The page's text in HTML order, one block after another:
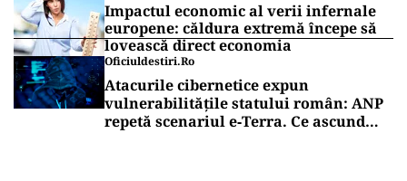
Impactul economic al verii infernale
europene: căldura extremă începe să
lovească direct economia
Oficiuldestiri.ro
Atacurile cibernetice expun
vulnerabilitățile statului român: ANP
repetă scenariul e‑Terra. Ce ascund